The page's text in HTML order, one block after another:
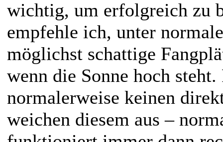
wichtig, um erfolgreich zu
empfehle ich, unter
möglichst schattige
wenn die Sonne hoch steht.
normalerweise keinen
weichen diesem aus –